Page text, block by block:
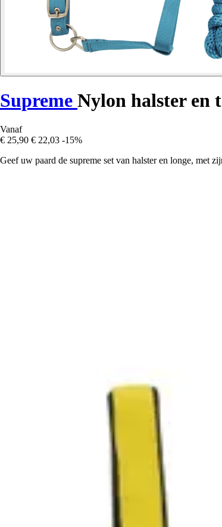
Supreme Nylon halster en
Vanaf
€ 25,90 € 22,03 -15%
Geef uw paard de supreme set van halster en longe, met